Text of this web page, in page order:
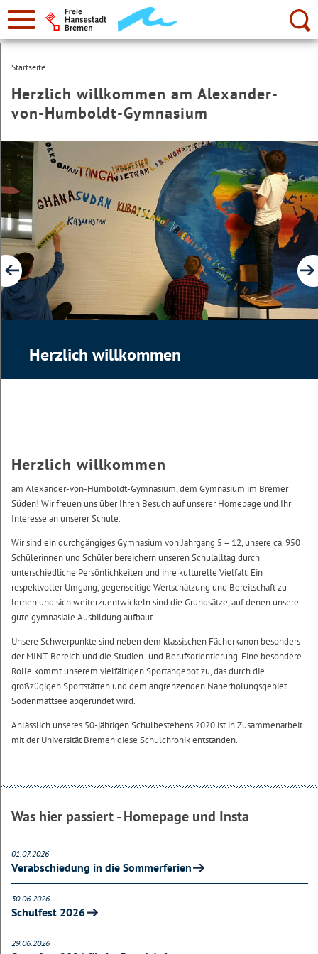
zur
Navigation
Suche:
Startseite
Herzlich willkommen am Alexander-
von-Humboldt-Gymnasium
Herzlich willkommen
Herzlich willkommen
am Alexander-von-Humboldt-Gymnasium, dem Gymnasium im Bremer
Süden! Wir freuen uns über Ihren Besuch auf unserer Homepage und Ihr
Interesse an unserer Schule.
Wir sind ein durchgängiges Gymnasium von Jahrgang 5 – 12, unsere ca. 950
Schülerinnen und Schüler bereichern unseren Schulalltag durch
unterschiedliche Persönlichkeiten und ihre kulturelle Vielfalt. Ein
respektvoller Umgang, gegenseitige Wertschätzung und Bereitschaft zu
lernen und sich weiterzuentwickeln sind die Grundsätze, auf denen unsere
gute gymnasiale Ausbildung aufbaut.
Unsere Schwerpunkte sind neben dem klassischen Fächerkanon besonders
der MINT-Bereich und die Studien- und Berufsorientierung. Eine besondere
Rolle kommt unserem vielfältigen Sportangebot zu, das durch die
großzügigen Sportstätten und dem angrenzenden Naherholungsgebiet
Sodenmattsee abgerundet wird.
Anlässlich unseres 50-jährigen Schulbestehens 2020 ist in Zusammenarbeit
mit der Universität Bremen diese Schulchronik entstanden.
Was hier passiert - Homepage und Insta
01.07.2026
Verabschiedung in die Sommerferien
30.06.2026
Schulfest 2026
29.06.2026